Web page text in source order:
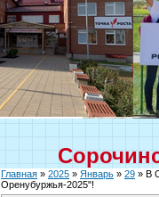
Главная » 2025 » Январь » 29 » В
Оренубуржья-2025"!